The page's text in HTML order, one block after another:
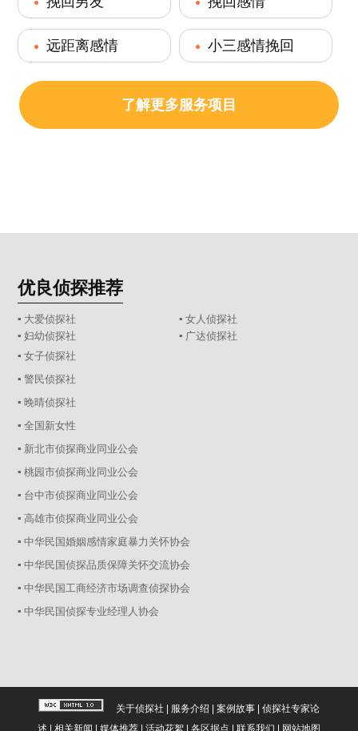
远距离感情 小三感情挽回
了解更多服务项目
优良侦探推荐
▪ 大爱侦探社
▪ 女人侦探社
▪ 妇幼侦探社
▪ 广达侦探社
▪ 女子侦探社
▪ 警民侦探社
▪ 晚晴侦探社
▪ 全国新女性
▪ 新北市侦探商业同业公会
▪ 桃园市侦探商业同业公会
▪ 台中市侦探商业同业公会
▪ 高雄市侦探商业同业公会
▪ 中华民国婚姻感情家庭暴力关怀协会
▪ 中华民国侦探品质保障关怀交流协会
▪ 中华民国工商经济市场调查侦探协会
▪ 中华民国侦探专业经理人协会
关于侦探社 服务介绍 案例故事| 侦探社专家论